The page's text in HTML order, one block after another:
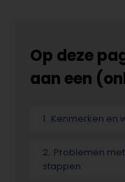
Op deze
aan een
Kenmerken en
Problemen
stappen